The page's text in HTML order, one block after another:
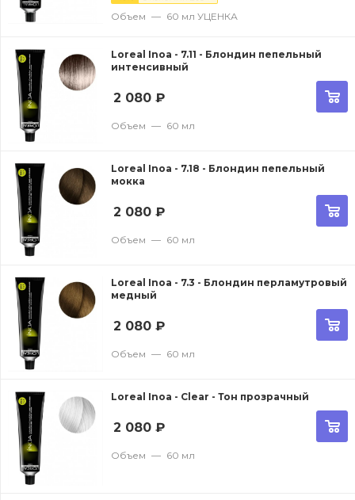
Объем — 60 мл УЦЕНКА
Loreal Inoa - 7.11 - Блондин пепельный
интенсивный
2 080 ₽
Объем — 60 мл
Loreal Inoa - 7.18 - Блондин пепельный
мокка
2 080 ₽
Объем — 60 мл
Loreal Inoa - 7.3 - Блондин перламутровый
медный
2 080 ₽
Объем — 60 мл
Loreal Inoa - Clear - Тон прозрачный
2 080 ₽
Объем — 60 мл